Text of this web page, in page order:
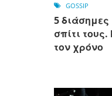
GOSSIP
5 διάσημες
σπίτι
τον χρόνο